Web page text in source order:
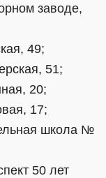
заводе,
49;
51;
20;
17;
школа №
50 лет